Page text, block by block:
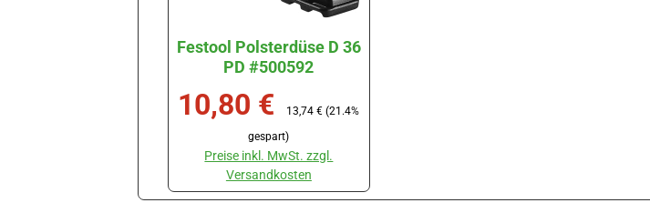
Festool Polsterdüse D 36
PD #500592
Verkaufspreis:
10,80 € Regulärer Preis:
13,74 € (21.4%
gespart)
Preise inkl. MwSt. zzgl.
Versandkosten
Produkt Anzahl: Gib den gewünschten Wert ein oder benutze die Schaltflächen